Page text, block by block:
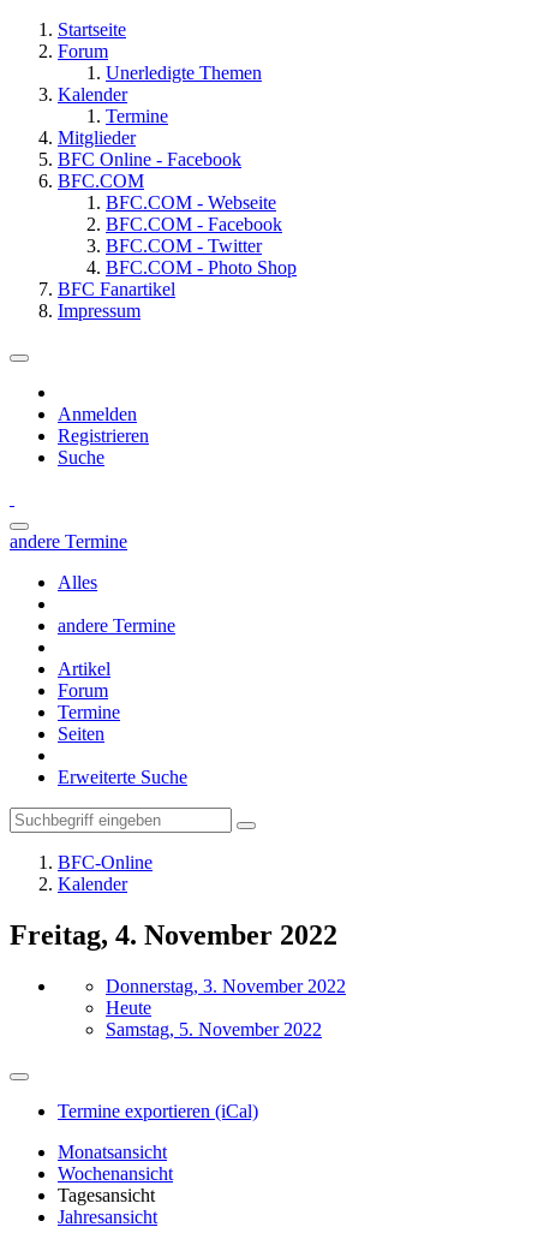
Startseite
Forum
Unerledigte Themen
Kalender
Termine
Mitglieder
BFC Online - Facebook
BFC.COM
BFC.COM - Webseite
BFC.COM - Facebook
BFC.COM - Twitter
BFC.COM - Photo Shop
BFC Fanartikel
Impressum
Anmelden
Registrieren
Suche
andere Termine
Alles
andere Termine
Artikel
Forum
Termine
Seiten
Erweiterte Suche
BFC-Online
Kalender
Freitag, 4. November 2022
Donnerstag, 3. November 2022
Heute
Samstag, 5. November 2022
Termine exportieren (iCal)
Monatsansicht
Wochenansicht
Tagesansicht
Jahresansicht